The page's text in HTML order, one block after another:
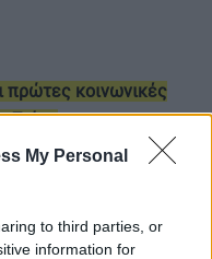
My Personal
to third parties, or
information for
πρώτες κοινωνικές
Ζιάκα
κόστους